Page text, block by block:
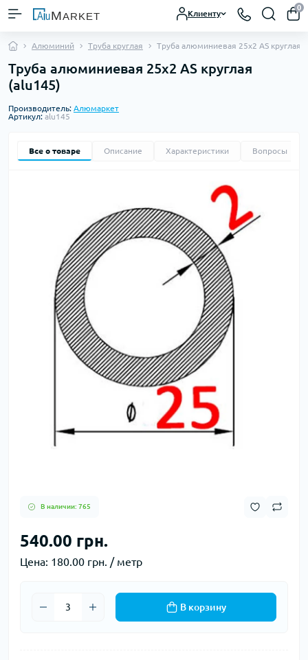
Клиенту
0
Алюминий Труба круглая Труба алюминиевая 25х2 AS круглая
Труба алюминиевая 25х2 AS круглая
(alu145)
Производитель: Алюмаркет
Артикул: alu145
Все о товаре Описание Характеристики Вопросы
В наличии: 765
540.00 грн.
Цена: 180.00 грн. / метр
В корзину